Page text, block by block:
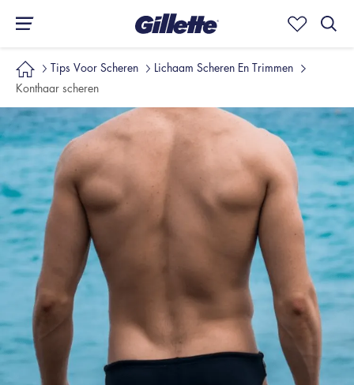
Tips Voor Scheren
Lichaam Scheren En Trimmen
Konthaar scheren